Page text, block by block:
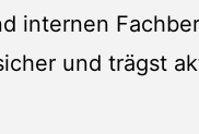
internen
und trägst